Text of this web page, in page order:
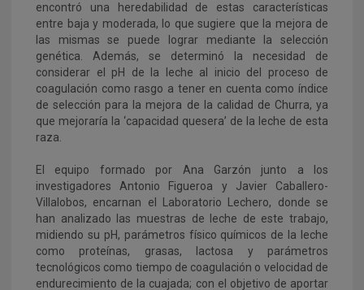
encontró una heredabilidad de estas características
entre baja y moderada, lo que sugiere que la mejora de
las mismas se puede lograr mediante la selección
genética. Además, se determinó la necesidad de
considerar el pH de la leche al inicio del proceso de
coagulación como rasgo a tener en cuenta como índice
de selección para la mejora de la calidad de Churra, ya
que mejoraría la ‘capacidad quesera’ de la leche de esta
raza.
El equipo formado por Ana Garzón junto a los
investigadores Antonio Figueroa y Javier Caballero-
Villalobos, encarnan el Laboratorio Lechero, donde se
han analizado las muestras de leche de este trabajo,
midiendo su pH, parámetros físico químicos de la leche
como proteínas, grasas, lactosa y parámetros
tecnológicos como tiempo de coagulación o velocidad de
endurecimiento de la cuajada; con el objetivo de aportar